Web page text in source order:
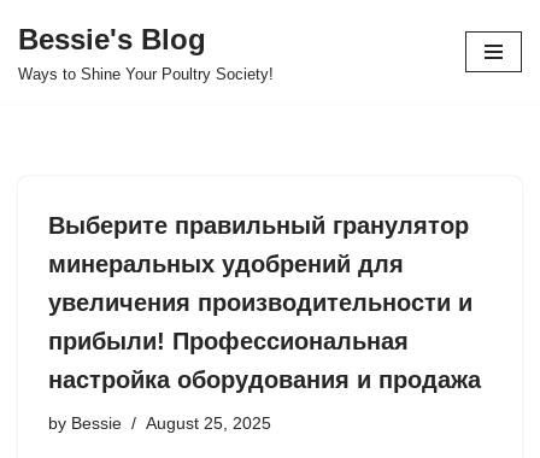
Skip
Bessie's Blog
Ways to Shine Your Poultry Society!
Выберите правильный гранулятор
минеральных удобрений для
увеличения производительности и
прибыли! Профессиональная
настройка оборудования и продажа
by Bessie August 25, 2025